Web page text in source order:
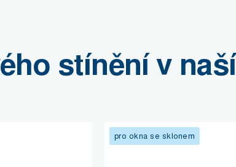
stínění v
pro okna se sklonem